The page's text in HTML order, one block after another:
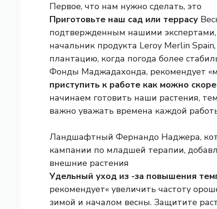
Первое, что нам нужно сделать, это
Приготовьте наш сад или террасу
подтвержденным нашими
начальник продукта Leroy Merlin
плантацию, когда погода более
Фонды Маджадахонда, рекомендует
приступить к работе как можно
начинаем готовить наши растения,
важно уважать времена каждой
Ландшафтный Фернандо Наджера,
кампании по младшей терапии,
внешние растения
Удельный уход из -за повышения
рекомендует« увеличить частоту
зимой и началом весны. Защитите